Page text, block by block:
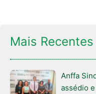
Mais Recentes
Anffa
assédio